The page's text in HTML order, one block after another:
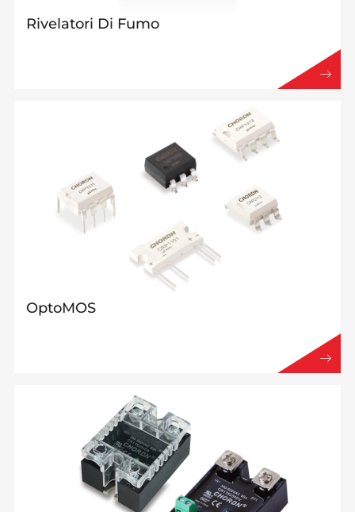
Rivelatori Di Fumo
OptoMOS